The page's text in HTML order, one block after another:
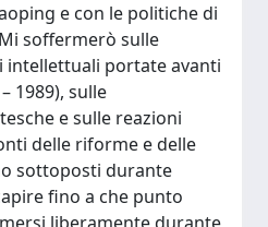
e con le politiche di
soffermerò sulle
intellettuali portate avanti
1989), sulle
e sulle reazioni
delle riforme e delle
sottoposti durante
fino a che punto